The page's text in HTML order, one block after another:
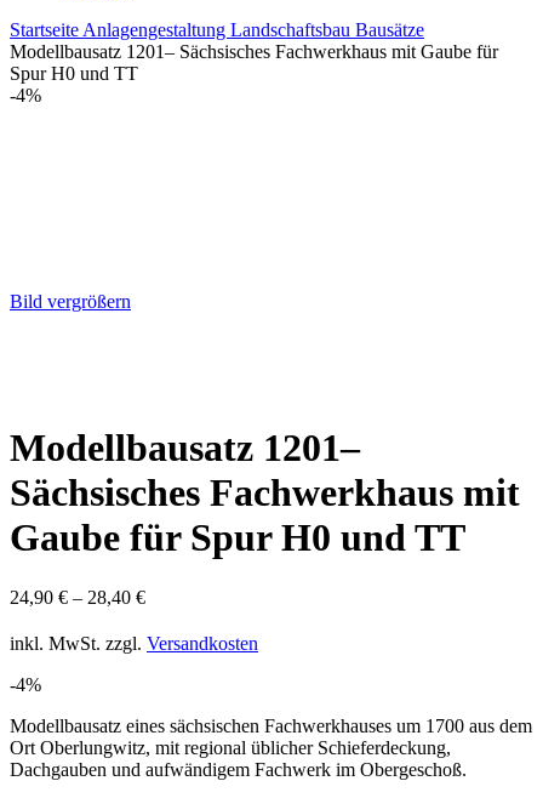
Startseite Anlagengestaltung Landschaftsbau Bausätze
Modellbausatz 1201– Sächsisches Fachwerkhaus mit Gaube für
Spur H0 und TT
-4%
Bild vergrößern
Modellbausatz 1201–
Sächsisches Fachwerkhaus mit
Gaube für Spur H0 und TT
24,90 € – 28,40 €
inkl. MwSt. zzgl. Versandkosten
-4%
Modellbausatz eines sächsischen Fachwerkhauses um 1700 aus dem
Ort Oberlungwitz, mit regional üblicher Schieferdeckung,
Dachgauben und aufwändigem Fachwerk im Obergeschoß.